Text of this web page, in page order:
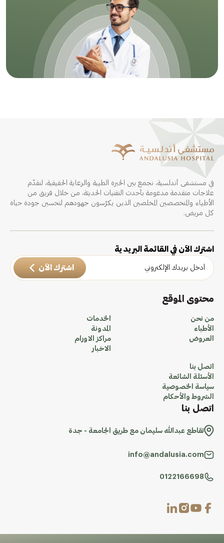
في مستشفى أندلسية، نجمع بين الخبرة الطبية والرعاية الحقيقية، لنقدّم
علاجات متقدمة مدعومة بأحدث التقنيات الحديثة، من خلال فريق من
الأطباء والمتخصصين المخلصين الذين يكرّسون جهودهم لتحسين جودة حياة
كل مريض.
اشترك الآن في القائمة البريدية
اشترك الآن
محتوى الموقع
من نحن
الأطباء
العروض
الخدمات
المدونة
مراكز الاورام
الاخبار
اتصل بنا
الأسئلة الشائعة
سياسة الخصوصية
الشروط والأحكام
اتصل بنا
تقاطع عبدالله سليمان مع طريق الجامعة - جدة
info@andalusia.com
0122166698